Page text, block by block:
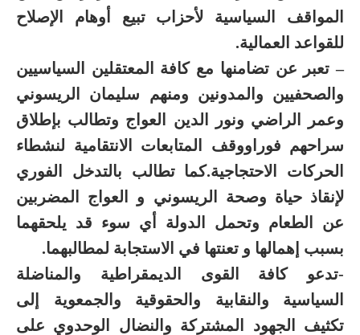
المواقف السياسية لأحزاب تبيع أوهام الإصلاح
للقواعد العمالية.
– تعبر عن تضامنها مع كافة المعتقلين السياسيين
والصحفيين والمدونين ومنهم سليمان الريسوني
وعمر الراضي ونور الدين العواج وتطالب بإطلاق
سراحهم فوراووقف المتابعات الانتقامية لنشطاء
الحركات الاحتجاجية.كما تطالب بالتدخل الفوري
لإنقاذ حياة وصحة الريسوني و العواج المضربين
عن الطعام وتحمل الدولة أي سوء قد يلحقهما
بسبب إهمالها و تعنتها في الاستجابة لمطالبهما.
-تدعو كافة القوى الديمقراطية والمناضلة
السياسية والنقابية والحقوقية والجمعوية إلى
تكثيف الجهود المشتركة والنضال الوحدوي على